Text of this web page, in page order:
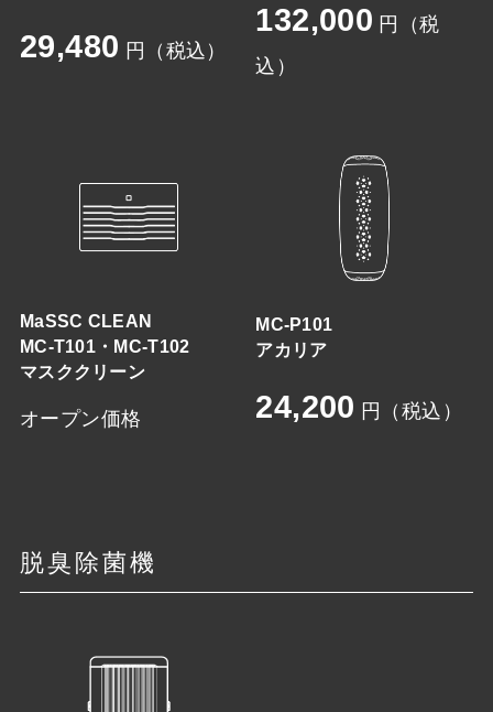
29,480 円（税込）
132,000 円（税
込）
MaSSC CLEAN
MC-T101・MC-T102
マスククリーン
オープン価格
MC-P101
アカリア
24,200 円（税込）
脱臭除菌機